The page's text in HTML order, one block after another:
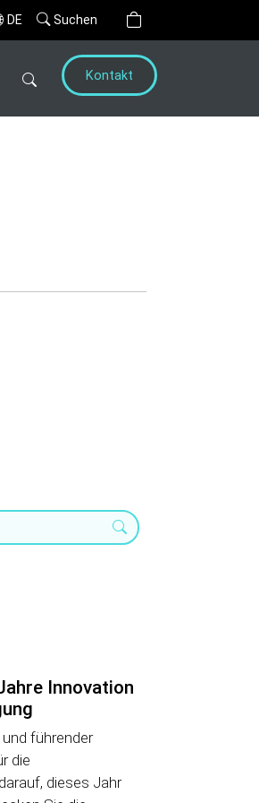
DE Suchen
Kontakt
Innovation
führender
die
dieses Jahr